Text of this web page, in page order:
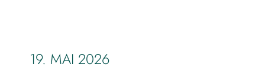
19. MAI 2026